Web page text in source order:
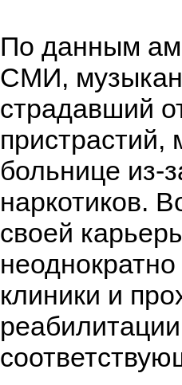
По данным
СМИ,
страдавший
пристрастий,
больнице из-
наркотиков.
своей
клиники и